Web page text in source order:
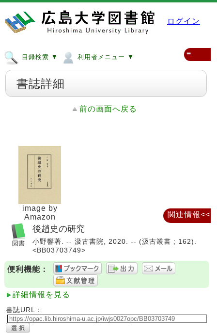
ログイン
目録検索 ▼ 利用者メニュー ▼ ≡
書誌詳細
前の画面へ戻る
image by
Amazon
後趙史の研究
小野響著. -- 汲古書院, 2020. -- (汲古叢書 ; 162).
<BB03703749>
便利機能：
詳細情報を見る
書誌URL：
関連情報<<